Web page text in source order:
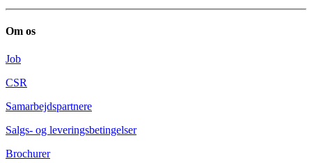
Om os
Job
CSR
Samarbejdspartnere
Salgs- og leveringsbetingelser
Brochurer